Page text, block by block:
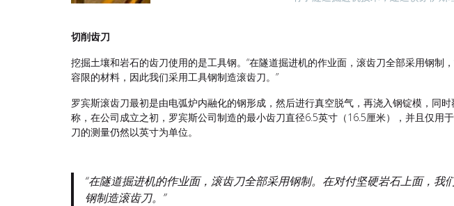
切削齿刀
挖掘土壤和岩石的齿刀使用的是工具钢。“在隧道掘进机的作业面，滚齿刀全部采用钢
容限的材料，因此我们采用工具钢制造滚齿刀。”
罗宾斯滚齿刀最初是由电弧炉内融化的钢形成，然后进行真空脱气，再浇入钢锭模，同
称，在公司成立之初，罗宾斯公司制造的最小齿刀直径6.5英寸（16.5厘米），并且仅用
刀的测量仍然以英寸为单位。
“在隧道掘进机的作业面，滚齿刀全部采用钢制。在对付坚硬岩石上面，
钢制造滚齿刀。”